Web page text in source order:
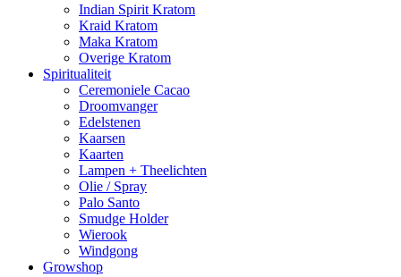
Indian Spirit Kratom
Kraid Kratom
Maka Kratom
Overige Kratom
Spiritualiteit
Ceremoniele Cacao
Droomvanger
Edelstenen
Kaarsen
Kaarten
Lampen + Theelichten
Olie / Spray
Palo Santo
Smudge Holder
Wierook
Windgong
Growshop